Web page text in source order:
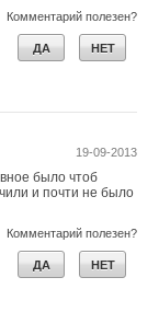
Комментарий полезен?
ДА НЕТ
19-09-2013
было чтоб
и почти не было
Комментарий полезен?
ДА НЕТ